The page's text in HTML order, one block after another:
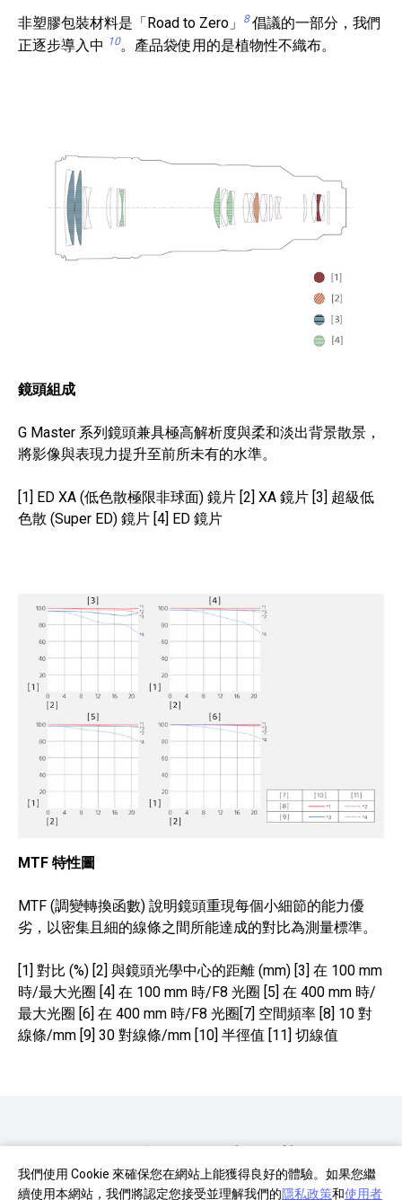
我們使用 Cookie 來確保您在網站上能獲得良好的體驗。如果您繼
續使用本網站，我們將認定您接受並理解我們的隱私政策和使用者
非塑膠包裝材料是「Road to Zero」 8倡議的一部分，我們
正逐步導入中 10。產品袋使用的是植物性不織布。
鏡頭組成
G Master 系列鏡頭兼具極高解析度與柔和淡出背景散景，
將影像與表現力提升至前所未有的水準。
[1] ED XA (低色散極限非球面) 鏡片 [2] XA 鏡片 [3] 超級低
色散 (Super ED) 鏡片 [4] ED 鏡片
MTF 特性圖
MTF (調變轉換函數) 說明鏡頭重現每個小細節的能力優
劣，以密集且細的線條之間所能達成的對比為測量標準。
[1] 對比 (%) [2] 與鏡頭光學中心的距離 (mm) [3] 在 100 mm
時/最大光圈 [4] 在 100 mm 時/F8 光圈 [5] 在 400 mm 時/
最大光圈 [6] 在 400 mm 時/F8 光圈[7] 空間頻率 [8] 10 對
線條/mm [9] 30 對線條/mm [10] 半徑值 [11] 切線值